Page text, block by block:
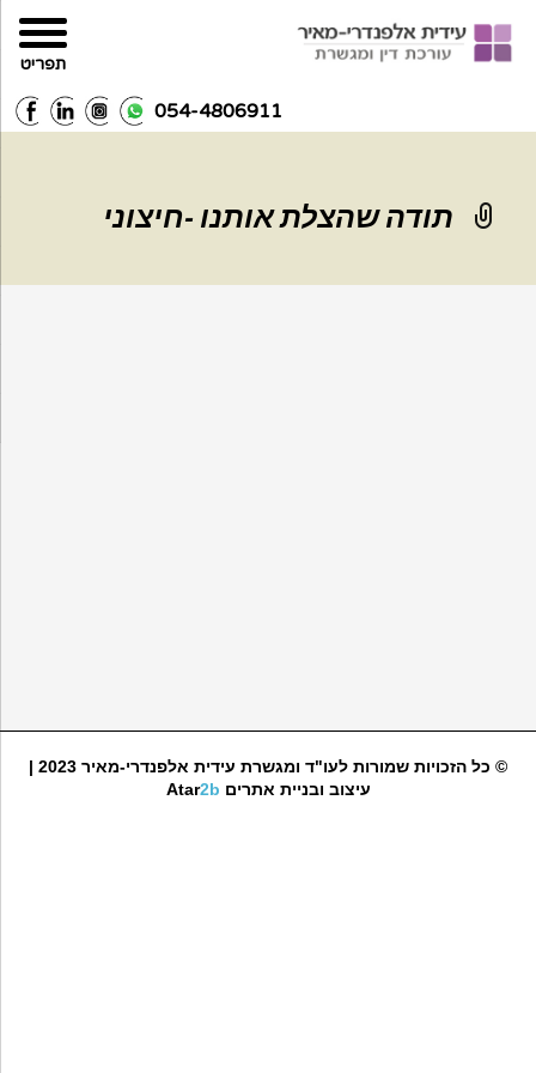
054-4806911
תודה שהצלת אותנו -חיצוני
© כל הזכויות שמורות לעו"ד ומגשרת עידית אלפנדרי-מאיר 2023 |
עיצוב ובניית אתרים
Atar2b
תפריט